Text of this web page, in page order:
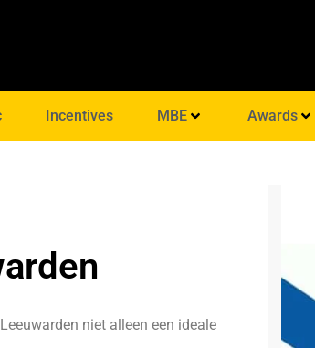
Incentives MBE Awards
niet alleen een ideale